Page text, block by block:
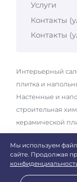
Услуги
Контакты
Контакты
Интерьерный
плитка и
Настенные и
строительная
керамической
ковровых
Бесплатная 3D-
Разработка сайта
Мы используем
сайте. Продолжая